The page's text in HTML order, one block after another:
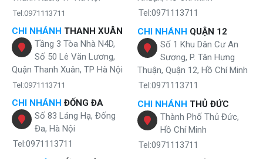
ngắt điện khi đun đủ nóng và làm lạnh đến mức cần thiết và lưu lại
với tính năng dự trữ. Do đó, bạn thoải mái sử dụng mà không mất
quá nhiều chi phí điện năng trong gia đình.
Giá thành cực rẻ
Loại dòng máy này được trang bị thêm chíp điện tử và sử dụng các
nguyên liệu có độ bền cao, mà giá thành đang được bán ra tại trang
►►Tham khảo thêm những dòng cây nước nóng lạnh karofi úp
bìnhtại đây.
Lợi ích tuyệt vời của cây nước nóng lạnh úp
Tel:0971113711
CHI NHÁNH THANH XUÂN
Tầng 3 Tòa Nhà N4D,
Số 50 Lê Văn Lương,
Quận Thanh Xuân, TP Hà Nội
Tel:0971113711
CHI NHÁNH ĐỐNG ĐA
Số 83 Láng Hạ, Đống
Đa, Hà Nội
Tel:0971113711
Tel:0971113711
CHI NHÁNH QUẬN 12
Số 1 Khu Dân Cư An
Sương, P. Tân Hưng
Thuận, Quận 12, Hồ Chí Minh
Tel:0971113711
CHI NHÁNH THỦ ĐỨC
Thành Phố Thủ Đức,
Hồ Chí Minh
Tel:0971113711